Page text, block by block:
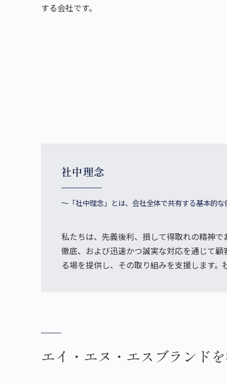
する会社です。
社中理念
～「社中理念」とは、会社全体で共有する基本的
私たちは、先義後利、損して得取れの精神
徹底、および迅速かつ誠実な対応を通じて
る場を提供し、その取り組みを支援します
エイ・エヌ・エスブランド